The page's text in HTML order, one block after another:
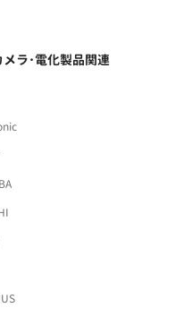
メラ･電化製品関連